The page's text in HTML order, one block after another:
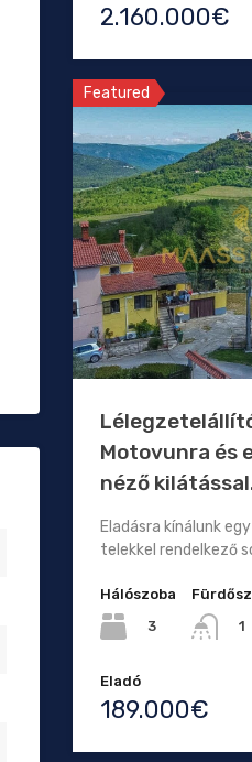
2.160.000€
Featured
Motovunra és
néző
Eladásra kínálunk
telekkel rendelkező
Hálószoba
3
1
Eladó
189.000€